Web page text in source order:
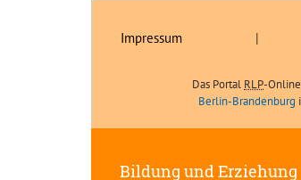
Impressum |
Das Portal RLP-
Berlin-Brandenburg
Bildung und Erziehung